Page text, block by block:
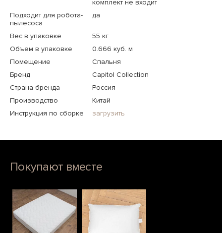
комплект не входит
Подходит для робота-
пылесоса
да
Вес в упаковке
55 кг
Объем в упаковке
0.666 куб. м
Помещение
Спальня
Бренд
Capitol Collection
Страна бренда
Россия
Производство
Китай
Инструкция по сборке
загрузить
Покупают вместе